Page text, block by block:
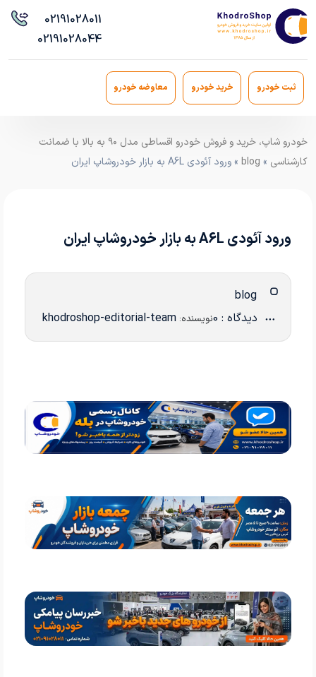
02191028011
02191028044
ثبت خودرو خرید خودرو معاوضه خودرو
خودرو شاپ، خرید و فروش خودرو اقساطی مدل ۹۰ به بالا با ضمانت
کارشناسی »
blog » ورود آئودی A6L به بازار خودروشاپ ایران
ورود آئودی A6L به بازار خودروشاپ ایران
دیدگاه : 0 نویسنده: khodroshop-editorial-team